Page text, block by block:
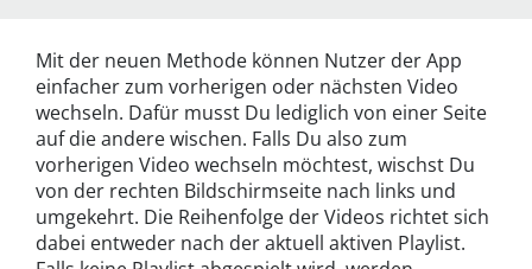
Mit der neuen Methode können Nutzer der App
einfacher zum vorherigen oder nächsten Video
wechseln. Dafür musst Du lediglich von einer Seite
auf die andere wischen. Falls Du also zum
vorherigen Video wechseln möchtest, wischst Du
von der rechten Bildschirmseite nach links und
umgekehrt. Die Reihenfolge der Videos richtet sich
dabei entweder nach der aktuell aktiven Playlist.